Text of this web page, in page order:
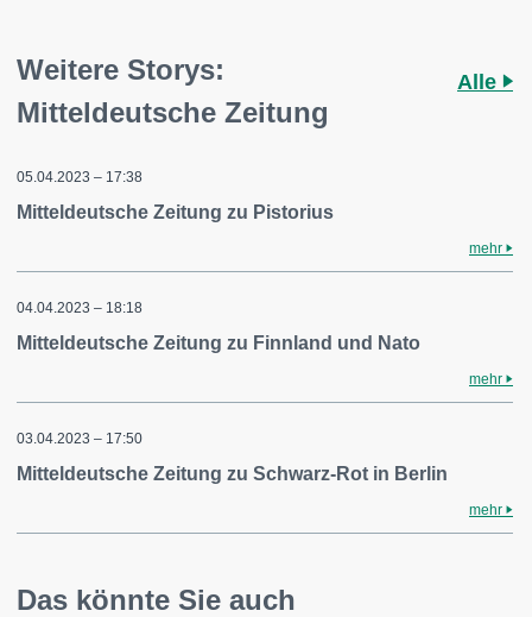
Weitere Storys:
Mitteldeutsche Zeitung
Alle
05.04.2023 – 17:38
Mitteldeutsche Zeitung zu Pistorius
mehr
04.04.2023 – 18:18
Mitteldeutsche Zeitung zu Finnland und Nato
mehr
03.04.2023 – 17:50
Mitteldeutsche Zeitung zu Schwarz-Rot in Berlin
mehr
Das könnte Sie auch